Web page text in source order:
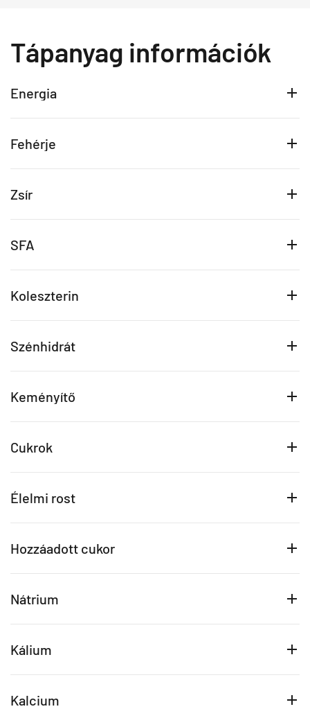
Tápanyag információk
Energia
Fehérje
Zsír
SFA
Koleszterin
Szénhidrát
Keményítő
Cukrok
Élelmi rost
Hozzáadott cukor
Nátrium
Kálium
Kalcium